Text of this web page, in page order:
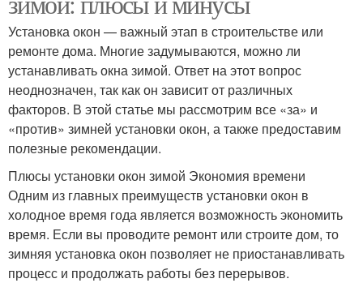
Установка окон — важный этап в строительстве или
ремонте дома. Многие задумываются, можно ли
устанавливать окна зимой. Ответ на этот вопрос
неоднозначен, так как он зависит от различных
факторов. В этой статье мы рассмотрим все «за» и
«против» зимней установки окон, а также предоставим
полезные рекомендации.
Плюсы установки окон зимой Экономия времени
Одним из главных преимуществ установки окон в
холодное время года является возможность экономить
время. Если вы проводите ремонт или строите дом, то
зимняя установка окон позволяет не приостанавливать
процесс и продолжать работы без перерывов.